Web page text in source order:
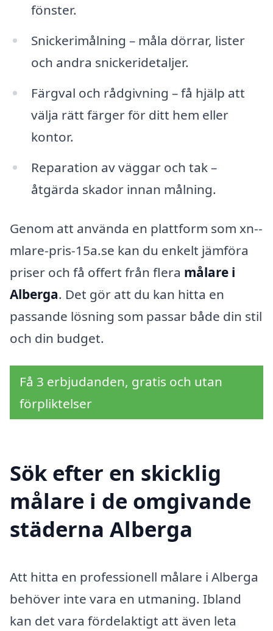
fönster.
Snickerimålning – måla dörrar, lister
och andra snickeridetaljer.
Färgval och rådgivning – få hjälp att
välja rätt färger för ditt hem eller
kontor.
Reparation av väggar och tak –
åtgärda skador innan målning.
Genom att använda en plattform som xn--
mlare-pris-15a.se kan du enkelt jämföra
priser och få offert från flera målare i
Alberga. Det gör att du kan hitta en
passande lösning som passar både din stil
och din budget.
Få 3 erbjudanden, gratis och utan
förpliktelser
Sök efter en skicklig
målare i de omgivande
städerna Alberga
Att hitta en professionell målare i Alberga
behöver inte vara en utmaning. Ibland
kan det vara fördelaktigt att även leta